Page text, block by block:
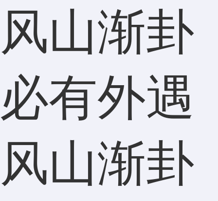
风山渐卦
必有外遇
风山渐卦